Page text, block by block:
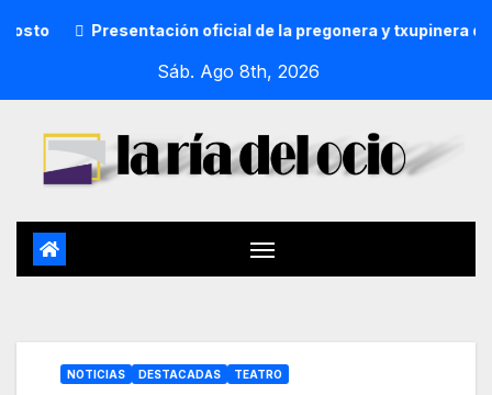
Presentación oficial de la pregonera y txupinera de Aste
Sáb. Ago 8th, 2026
NOTICIAS DESTACADAS TEATRO